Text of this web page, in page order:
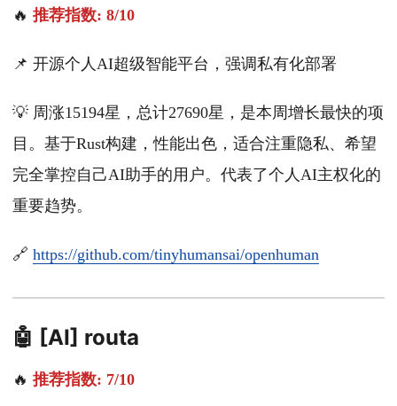
🔥 推荐指数: 8/10
📌 开源个人AI超级智能平台，强调私有化部署
💡 周涨15194星，总计27690星，是本周增长最快的项
目。基于Rust构建，性能出色，适合注重隐私、希望
完全掌控自己AI助手的用户。代表了个人AI主权化的
重要趋势。
🔗 https://github.com/tinyhumansai/openhuman
🤖 [AI] routa
🔥 推荐指数: 7/10